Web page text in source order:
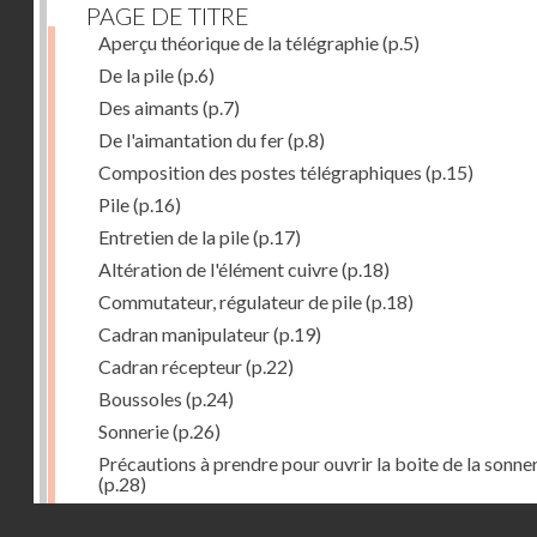
PAGE DE TITRE
Aperçu théorique de la télégraphie(p.5)
De la pile(p.6)
Des aimants (p.7)
De l'aimantation du fer(p.8)
Composition des postes télégraphiques (p.15)
Pile(p.16)
Entretien de la pile(p.17)
Altération de l'élément cuivre(p.18)
Commutateur, régulateur de pile(p.18)
Cadran manipulateur(p.19)
Cadran récepteur(p.22)
Boussoles (p.24)
Sonnerie(p.26)
Précautions à prendre pour ouvrir la boite de la
(p.28)